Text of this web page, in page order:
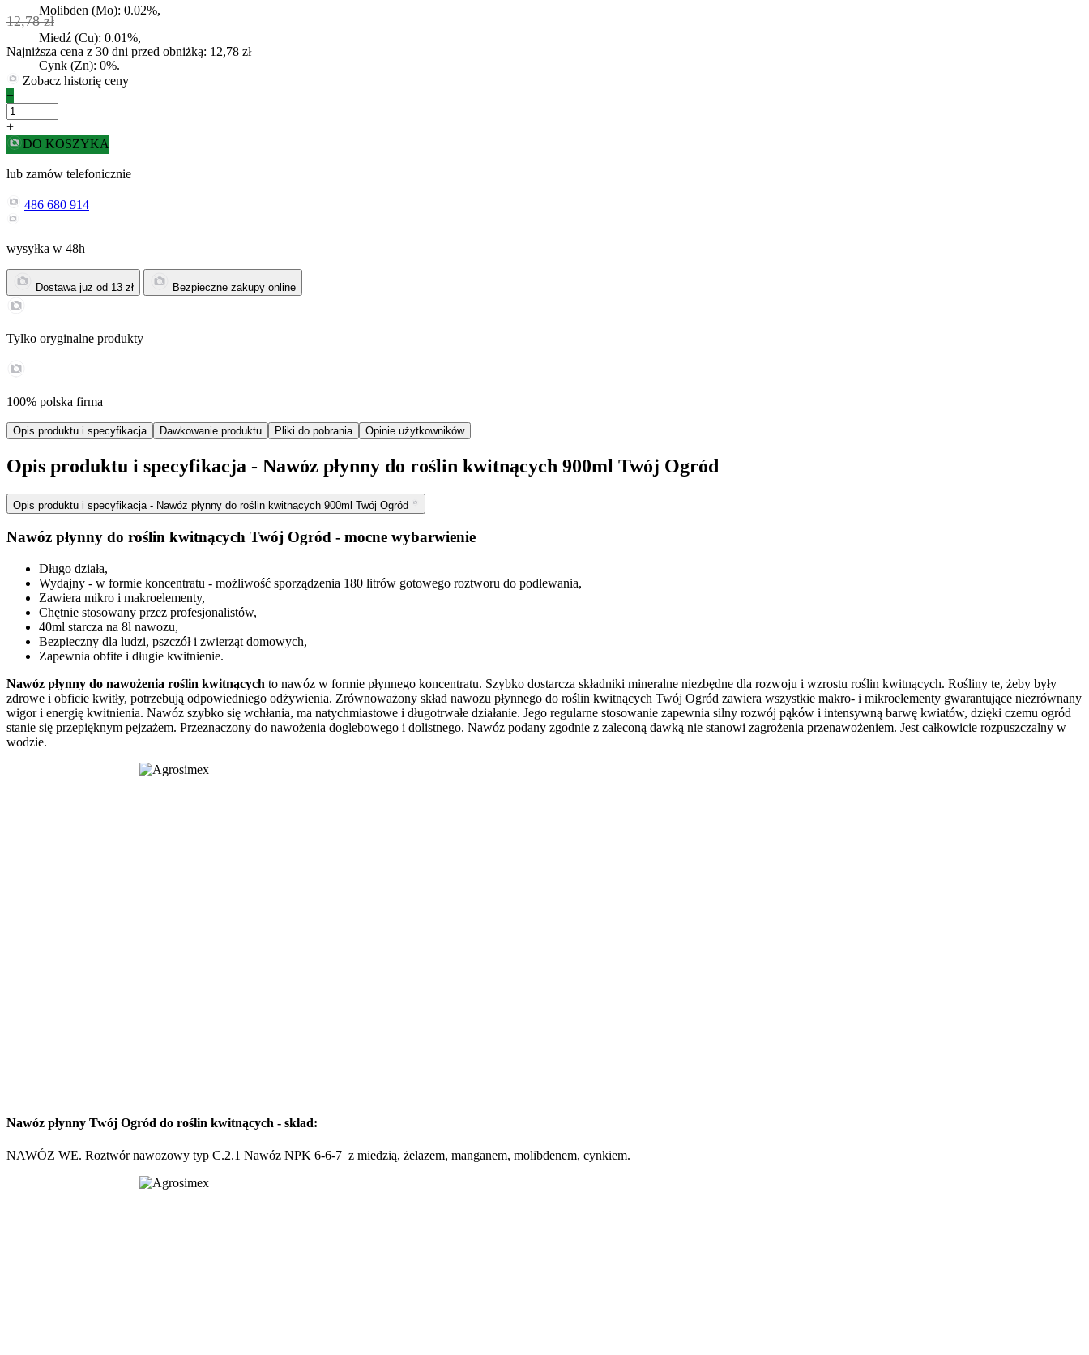
Molibden (Mo): 0.02%,
Miedź (Cu): 0.01%,
Cynk (Zn): 0%.
12,78 zł
Najniższa cena z 30 dni przed obniżką: 12,78 zł
Zobacz historię ceny
−
+
DO KOSZYKA
lub zamów telefonicznie
486 680 914
wysyłka w 48h
Dostawa już od 13 zł Bezpieczne zakupy online
Tylko oryginalne produkty
100% polska firma
Opis produktu i specyfikacja Dawkowanie produktu Pliki do pobrania Opinie użytkowników
Opis produktu i specyfikacja - Nawóz płynny do roślin kwitnących 900ml Twój Ogród
Opis produktu i specyfikacja - Nawóz płynny do roślin kwitnących 900ml Twój Ogród
Nawóz płynny do roślin kwitnących Twój Ogród - mocne wybarwienie
Długo działa,
Wydajny - w formie koncentratu - możliwość sporządzenia 180 litrów gotowego roztworu do podlewania,
Zawiera mikro i makroelementy,
Chętnie stosowany przez profesjonalistów,
40ml starcza na 8l nawozu,
Bezpieczny dla ludzi, pszczół i zwierząt domowych,
Zapewnia obfite i długie kwitnienie.
Nawóz płynny do nawożenia roślin kwitnących to nawóz w formie płynnego koncentratu. Szybko dostarcza składniki mineralne niezbędne dla rozwoju i wzrostu roślin kwitnących. Rośliny te, żeby były
zdrowe i obficie kwitły, potrzebują odpowiedniego odżywienia. Zrównoważony skład nawozu płynnego do roślin kwitnących Twój Ogród zawiera wszystkie makro- i mikroelementy gwarantujące niezrównany
wigor i energię kwitnienia. Nawóz szybko się wchłania, ma natychmiastowe i długotrwałe działanie. Jego regularne stosowanie zapewnia silny rozwój pąków i intensywną barwę kwiatów, dzięki czemu ogród
stanie się przepięknym pejzażem. Przeznaczony do nawożenia doglebowego i dolistnego. Nawóz podany zgodnie z zaleconą dawką nie stanowi zagrożenia przenawożeniem. Jest całkowicie rozpuszczalny w
wodzie.
Nawóz płynny Twój Ogród do roślin kwitnących - skład:
NAWÓZ WE. Roztwór nawozowy typ C.2.1 Nawóz NPK 6-6-7 z miedzią, żelazem, manganem, molibdenem, cynkiem.